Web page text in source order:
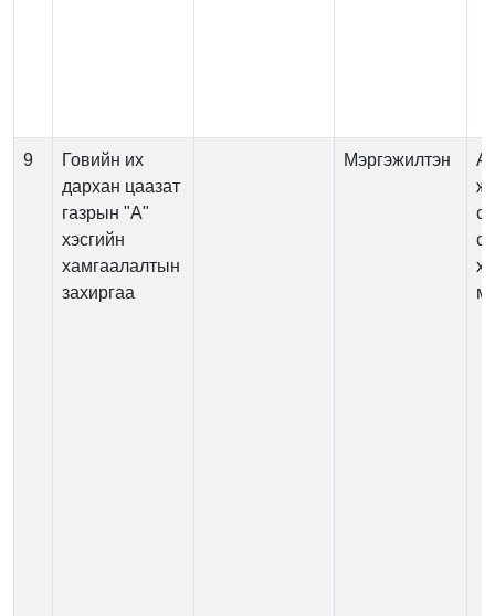
9
Говийн их
дархан цаазат
газрын "А"
хэсгийн
хамгаалалтын
захиргаа
Мэргэжилтэн